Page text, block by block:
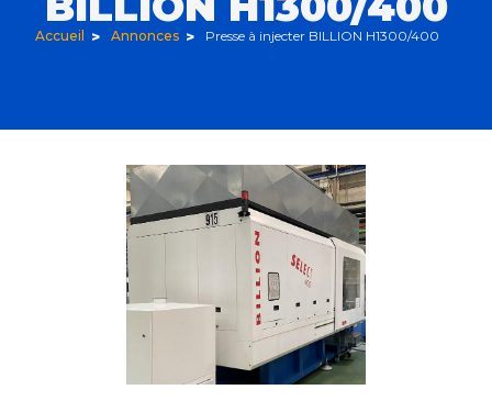
Accueil Annonces Presse à injecter BILLION H1300/400